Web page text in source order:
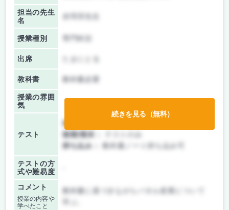
担当の先生
名
授業種別
出席
教科書 教科書必要
授業の雰囲
気
テスト
前期/中間：
後期/期末：
持ち込み：
教科書ノート持ち込み可
テストの方
式や難易度
コメント
授業の内容や
学べたこと
教科書に基づきながらパネル産業について
続きを見る（無料）